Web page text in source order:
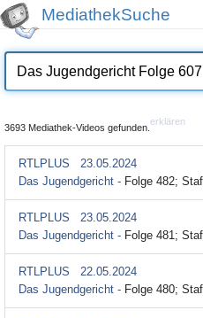
MediathekSuche
3693 Mediathek-Videos gefunden.
erklären
RTLPLUS
23.05.2024
Das Jugendgericht - Folge 482;
RTLPLUS
23.05.2024
Das Jugendgericht - Folge 481;
RTLPLUS
22.05.2024
Das Jugendgericht - Folge 480;